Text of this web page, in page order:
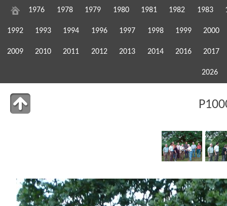
1976 1978 1979 1980 1981 1982 1983
1992 1993 1994 1996 1997 1998 1999 2000
2009 2010 2011 2012 2013 2014 2016 2017
2026